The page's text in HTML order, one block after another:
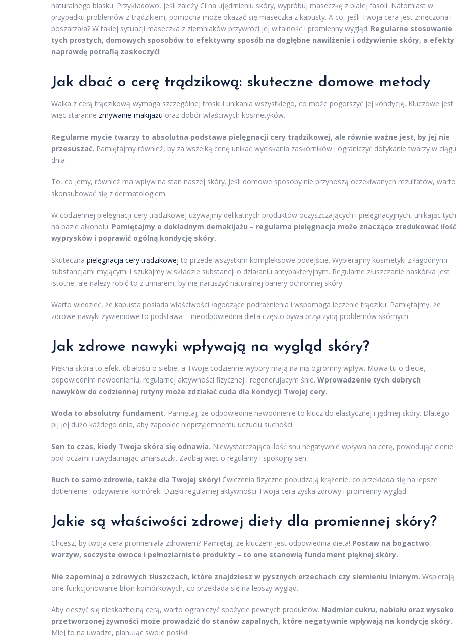
naturalnego blasku. Przykładowo, jeśli zależy Ci na ujędrnieniu skóry, wypróbuj maseczkę z białej fasoli. Natomiast w
przypadku problemów z trądzikiem, pomocna może okazać się maseczka z kapusty. A co, jeśli Twoja cera jest zmęczona i
poszarzała? W takiej sytuacji maseczka z ziemniaków przywróci jej witalność i promienny wygląd. Regularne stosowanie
tych prostych, domowych sposobów to efektywny sposób na dogłębne nawilżenie i odżywienie skóry, a efekty
naprawdę potrafią zaskoczyć!
Jak dbać o cerę trądzikową: skuteczne domowe metody
Walka z cerą trądzikową wymaga szczególnej troski i unikania wszystkiego, co może pogorszyć jej kondycję. Kluczowe jest
więc staranne zmywanie makijażu oraz dobór właściwych kosmetyków.
Regularne mycie twarzy to absolutna podstawa pielęgnacji cery trądzikowej, ale równie ważne jest, by jej nie
przesuszać. Pamiętajmy również, by za wszelką cenę unikać wyciskania zaskórników i ograniczyć dotykanie twarzy w ciągu
dnia.
To, co jemy, również ma wpływ na stan naszej skóry. Jeśli domowe sposoby nie przynoszą oczekiwanych rezultatów, warto
skonsultować się z dermatologiem.
W codziennej pielęgnacji cery trądzikowej używajmy delikatnych produktów oczyszczających i pielęgnacyjnych, unikając tych
na bazie alkoholu. Pamiętajmy o dokładnym demakijażu – regularna pielęgnacja może znacząco zredukować ilość
wyprysków i poprawić ogólną kondycję skóry.
Skuteczna pielęgnacja cery trądzikowej to przede wszystkim kompleksowe podejście. Wybierajmy kosmetyki z łagodnymi
substancjami myjącymi i szukajmy w składzie substancji o działaniu antybakteryjnym. Regularne złuszczanie naskórka jest
istotne, ale należy robić to z umiarem, by nie naruszyć naturalnej bariery ochronnej skóry.
Warto wiedzieć, że kapusta posiada właściwości łagodzące podrażnienia i wspomaga leczenie trądziku. Pamiętajmy, że
zdrowe nawyki żywieniowe to podstawa – nieodpowiednia dieta często bywa przyczyną problemów skórnych.
Jak zdrowe nawyki wpływają na wygląd skóry?
Piękna skóra to efekt dbałości o siebie, a Twoje codzienne wybory mają na nią ogromny wpływ. Mowa tu o diecie,
odpowiednim nawodnieniu, regularnej aktywności fizycznej i regenerującym śnie. Wprowadzenie tych dobrych
nawyków do codziennej rutyny może zdziałać cuda dla kondycji Twojej cery.
Woda to absolutny fundament. Pamiętaj, że odpowiednie nawodnienie to klucz do elastycznej i jędrnej skóry. Dlatego
pij jej dużo każdego dnia, aby zapobiec nieprzyjemnemu uczuciu suchości.
Sen to czas, kiedy Twoja skóra się odnawia. Niewystarczająca ilość snu negatywnie wpływa na cerę, powodując cienie
pod oczami i uwydatniając zmarszczki. Zadbaj więc o regularny i spokojny sen.
Ruch to samo zdrowie, także dla Twojej skóry! Ćwiczenia fizyczne pobudzają krążenie, co przekłada się na lepsze
dotlenienie i odżywienie komórek. Dzięki regularnej aktywności Twoja cera zyska zdrowy i promienny wygląd.
Jakie są właściwości zdrowej diety dla promiennej skóry?
Chcesz, by twoja cera promieniała zdrowiem? Pamiętaj, że kluczem jest odpowiednia dieta! Postaw na bogactwo
warzyw, soczyste owoce i pełnoziarniste produkty – to one stanowią fundament pięknej skóry.
Nie zapominaj o zdrowych tłuszczach, które znajdziesz w pysznych orzechach czy siemieniu lnianym. Wspierają
one funkcjonowanie błon komórkowych, co przekłada się na lepszy wygląd.
Aby cieszyć się nieskazitelną cerą, warto ograniczyć spożycie pewnych produktów. Nadmiar cukru, nabiału oraz wysoko
przetworzonej żywności może prowadzić do stanów zapalnych, które negatywnie wpływają na kondycję skóry.
Miej to na uwadze, planując swoje posiłki!